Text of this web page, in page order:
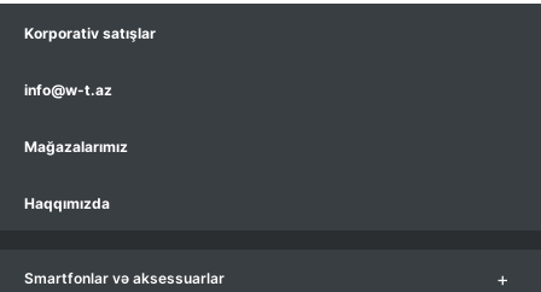
Korporativ satışlar
info@w-t.az
Mağazalarımız
Haqqımızda
Smartfonlar və aksessuarlar +